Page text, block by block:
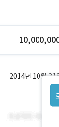
2014년 10월 31